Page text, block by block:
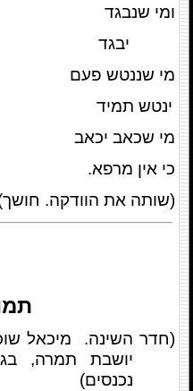
ומי שנבגד
יבגד
מי שננטש פעם
ינטש תמיד
מי שכאב יכאב
כי אין מרפא.
(שותה את הוודקה.
(חדר השינה. מיכאל
יושבת תמרה,
נכנסים)